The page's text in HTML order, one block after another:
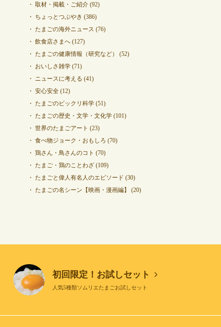
取材・掲載・ご紹介(92)
ちょっとつぶやき (386)
たまごの海外ニュース (76)
飲食店さまへ(127)
たまごの健康情報（研究など）
(52)
おいしさ雑学(71)
ニュースに考える (41)
安心安全(12)
たまごのビックリ科学(51)
たまごの歴史・文学・文化学(101)
世界のたまごアート (23)
食べ物ジョーク・おもしろ (70)
鶏さん・鳥さんのコト (70)
たまご・鶏のことわざ(109)
たまごと偉人有名人のエピソード (30)
たまごの名シーン【映画・漫画編】
(20)
初回限定！お試しセット
人気5種類ソムリエたまごお試しセット